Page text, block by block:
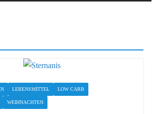
LEBENSMITTEL LOW CARB
WEIHNACHTEN